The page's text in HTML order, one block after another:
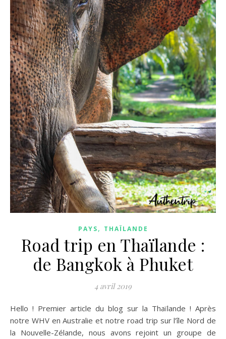
PAYS, THAÏLANDE
Road trip en Thaïlande :
de Bangkok à Phuket
4 avril 2019
Hello ! Premier article du blog sur la Thaïlande ! Après
notre WHV en Australie et notre road trip sur l’île Nord de
la Nouvelle-Zélande, nous avons rejoint un groupe de